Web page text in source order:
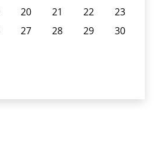
20 21 22
23
27 28 29
30